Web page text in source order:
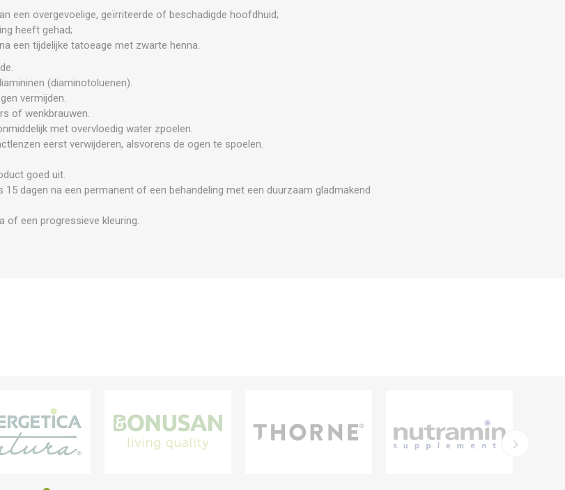
een overgevoelige, geïrriteerde of beschadigde hoofdhuid;
heeft gehad;
een tijdelijke tatoeage met zwarte henna.
(diaminotoluenen).
vermijden.
of wenkbrauwen.
met overvloedig water zpoelen.
eerst verwijderen, alsvorens de ogen te spoelen.
goed uit.
dagen na een permanent of een behandeling met een duurzaam gladmakend
of een progressieve kleuring.